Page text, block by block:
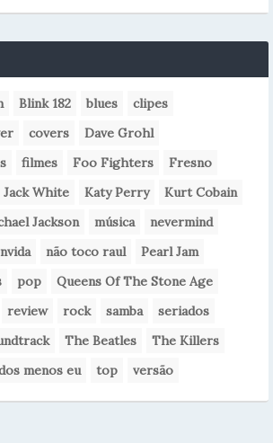
Blink 182 blues
clipes
covers
Dave Grohl
filmes Foo Fighters
Fresno
Jack White Katy Perry
Kurt Cobain
Jackson música
nevermind
não toco raul
Pearl Jam
pop
Queens Of The Stone Age
review rock samba
seriados
The Beatles
The Killers
menos eu top versão